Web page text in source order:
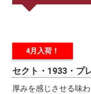
4月入荷！
セクト・1933・プ
厚みを感じさせる味